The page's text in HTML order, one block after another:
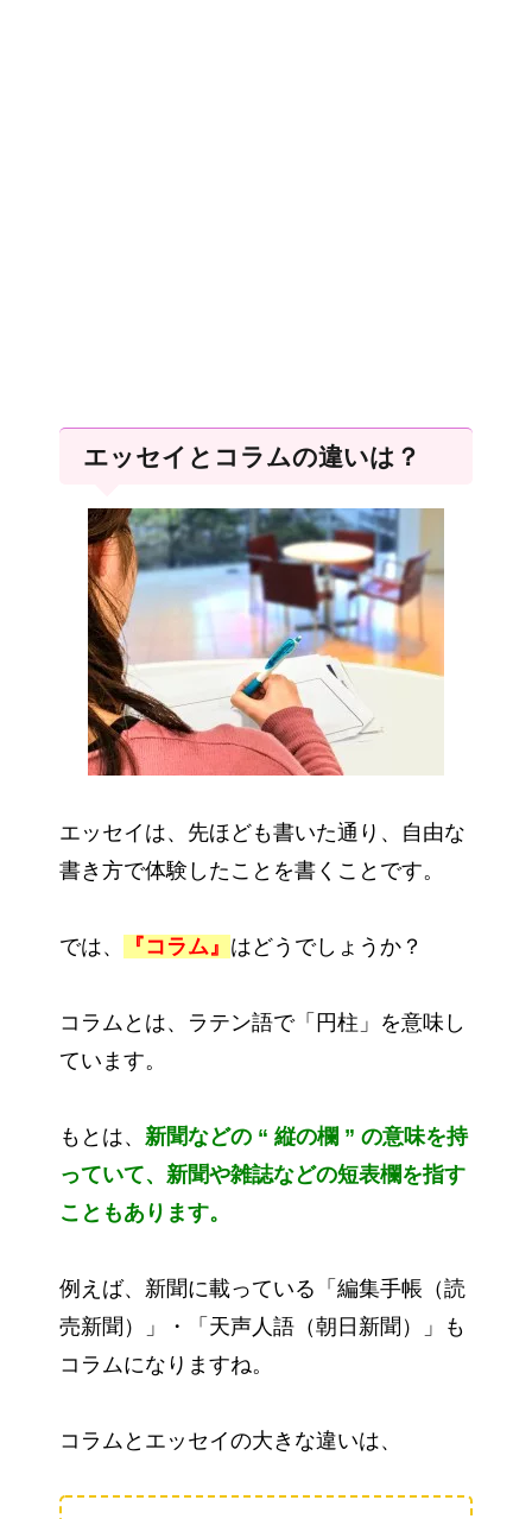
エッセイとコラムの違いは？
エッセイは、先ほども書いた通り、自由な
書き方で体験したことを書くことです。
では、 『コラム』 はどうでしょうか？
コラムとは、ラテン語で「円柱」を意味し
ています。
もとは、 新聞などの “ 縦の欄 ” の意味を持
っていて、新聞や雑誌などの短表欄を指す
こともあります。
例えば、新聞に載っている「編集手帳（読
売新聞）」・「天声人語（朝日新聞）」も
コラムになりますね。
コラムとエッセイの大きな違いは、